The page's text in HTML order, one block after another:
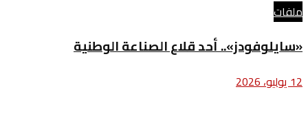
ملفات
«سايلوفودز».. أحد قلاع الصناعة الوطنية
12 يوليو، 2026